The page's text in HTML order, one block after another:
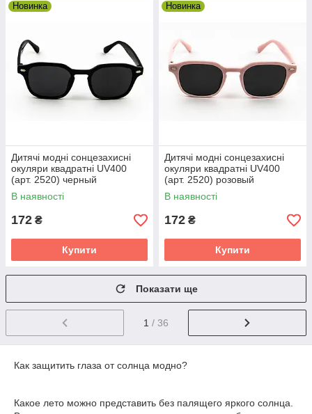
Новинка
Дитячі модні сонцезахисні
окуляри квадратні UV400
(арт. 2520) черный
В наявності
172 ₴
Купити
Новинка
Дитячі модні сонцезахисні
окуляри квадратні UV400
(арт. 2520) розовый
В наявності
172 ₴
Купити
Показати ще
1 / 36
Как защитить глаза от солнца модно?
Какое лето можно представить без палящего яркого солнца.